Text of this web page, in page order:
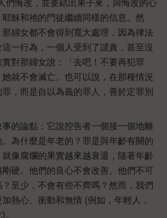
們悔改，並要結出果子來，與悔改的心
穌和祂的門徒繼續同樣的信息。然
婦女都不會得到寬大處理，因為律法
一行為，一個人受到了譴責，甚至沒
對那婦女說：「去吧！不要再犯罪
就不會滅亡。也可以說，在那種情況
，而是自以為義的罪人，善於定罪別
的論點：它說控告者一個接一個地離
為什麼是年老的？罪是與年齡有關的
像腐爛的果實越來越衰退，隨著年齡
硬。他們的良心不會改善。他們不可
至少，不會有些不齊嗎？然而，我們
熱心、衝動和無情 (例如，年輕人，